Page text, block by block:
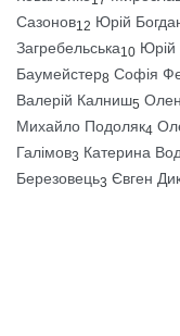
Сазонов12 Юрій
Загребельська10 Юрій
Баумейстер8 Софія
Валерій Калниш5
Михайло Подоляк4
Галімов3 Катерина
Березовець3 Євген